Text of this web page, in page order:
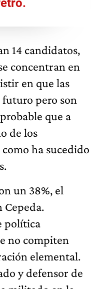
14 candidatos,
concentran en
en que las
pero son
que a
de los
ha sucedido
un 38%, el
política
no compiten
elemental.
y defensor de